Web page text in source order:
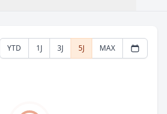
YTD 1J 3J 5J MAX